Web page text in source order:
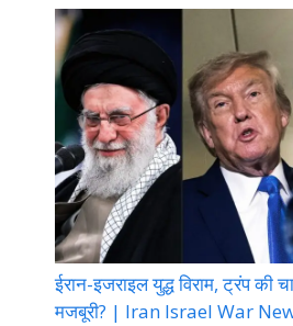
ईरान-इजराइल युद्ध विराम, ट्रंप की
मजबूरी? | Iran Israel War